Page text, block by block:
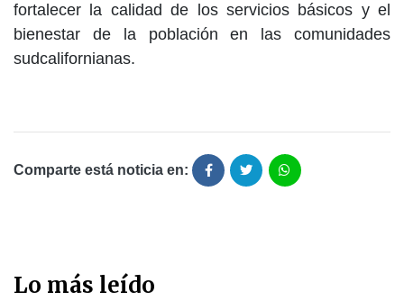
fortalecer la calidad de los servicios básicos y el
bienestar de la población en las comunidades
sudcalifornianas.
Comparte está noticia en:
Lo más leído